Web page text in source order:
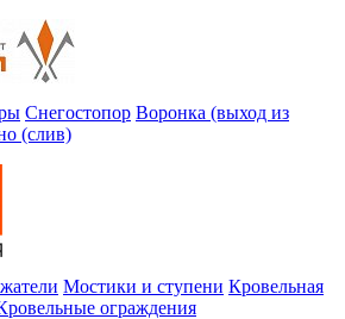
Снегостопор Воронка (выход из
(слив)
Мостики и ступени Кровельная
ограждения